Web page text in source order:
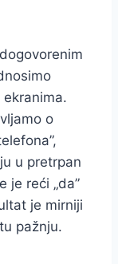
o
u pretrpan
je reći „da”
je mirniji
pažnju.